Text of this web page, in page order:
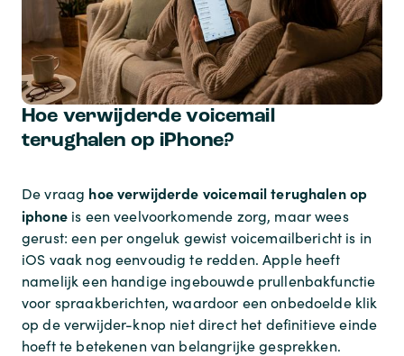
Hoe verwijderde voicemail
terughalen op iPhone?
De vraag hoe verwijderde voicemail terughalen op
iphoneis een veelvoorkomende zorg, maar wees
gerust: een per ongeluk gewist voicemailbericht is in
iOS vaak nog eenvoudig te redden. Apple heeft
namelijk een handige ingebouwde prullenbakfunctie
voor spraakberichten, waardoor een onbedoelde klik
op de verwijder-knop niet direct het definitieve einde
hoeft te betekenen van belangrijke gesprekken.